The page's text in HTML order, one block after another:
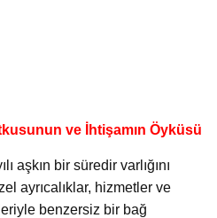
ve İhtişamın Öyküsü
aşkın bir süredir varlığını
ayrıcalıklar, hizmetler ve
benzersiz bir bağ